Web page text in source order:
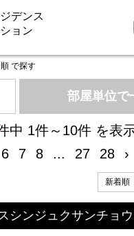
デンス
ョン
で探す
部屋単位で
中 1件～10件 を表
6 7 8 ... 27 28 ›
シンジュクサンチョ